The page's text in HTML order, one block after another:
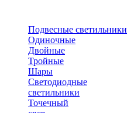
Подвесные светильники
Одиночные
Двойные
Тройные
Шары
Светодиодные
светильники
Точечный